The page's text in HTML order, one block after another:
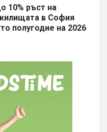
10% ръст на
в София
полугодие на 2026